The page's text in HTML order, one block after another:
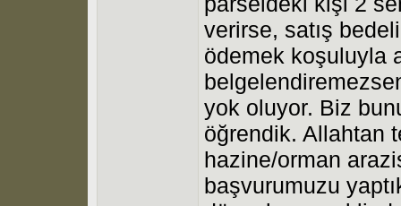
verirse, satış
ödemek koşuluyla
yok oluyor. Biz
öğrendik. Allahtan
hazine/orman
başvurumuzu